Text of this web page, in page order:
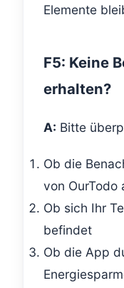
Elemente
F5: Keine
erhalten?
A: Bitte
Ob die
von OurTodo
Ob sich Ihr
befindet
Ob die App